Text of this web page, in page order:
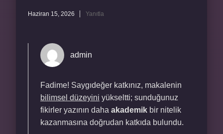
Haziran 15, 2026 Yanıtla
admin
Fadime! Saygıdeğer katkınız, makalenin
bilimsel düzeyini yükseltti; sunduğunuz
fikirler yazının daha akademik bir nitelik
kazanmasına doğrudan katkıda bulundu.